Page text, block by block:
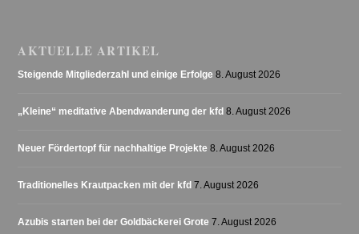
AKTUELLE ARTIKEL
Steigende Mitgliederzahl und einige Erfolge 8. August 2026
„Kleine“ meditative Abendwanderung der kfd 8. August 2026
Neuer Fördertopf für nachhaltige Projekte 8. August 2026
Traditionelles Krautpacken mit der kfd 7. August 2026
Azubis starten bei der Goldbäckerei Grote 7. August 2026